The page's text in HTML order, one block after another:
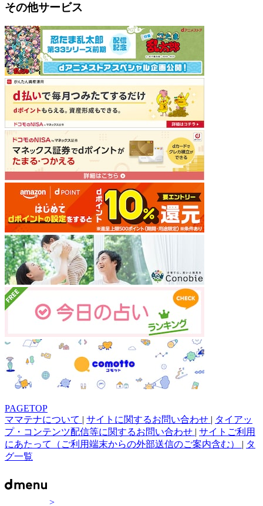
その他サービス
PAGETOP
ママテナについて | サイトに関するお問い合わせ | タイアッ
プ・コンテンツ配信等に関するお問い合わせ | サイトご利用
にあたって（ご利用端末からの外部送信のご案内含む） | タ
グ一覧
>